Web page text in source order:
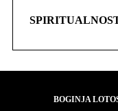
BOGINJA